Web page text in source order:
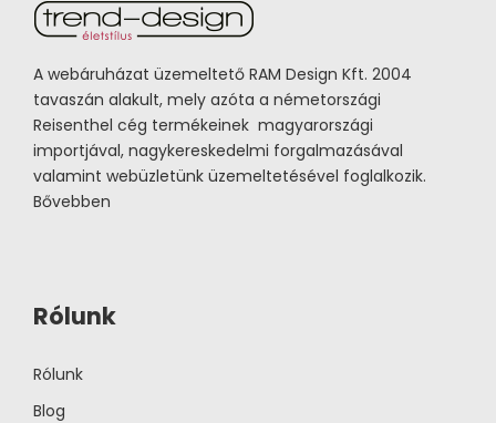
A webáruházat üzemeltető RAM Design Kft. 2004
tavaszán alakult, mely azóta a németországi
Reisenthel cég termékeinek magyarországi
importjával, nagykereskedelmi forgalmazásával
valamint webüzletünk üzemeltetésével foglalkozik.
Bővebben
Rólunk
Rólunk
Blog